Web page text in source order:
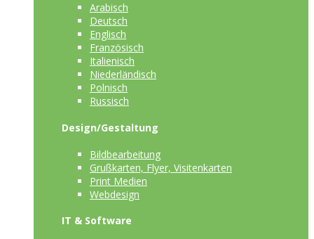
Arabisch
Deutsch
Englisch
Französisch
Italienisch
Niederländisch
Polnisch
Russisch
Design/Gestaltung
Bildbearbeitung
Grußkarten, Flyer, Visitenkarten
Print Medien
Webdesign
IT & Software